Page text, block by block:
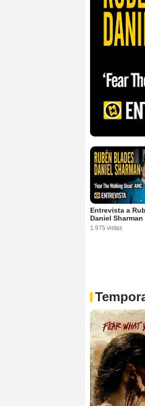
Entrevista a
Daniel Sharman
1.975 vistas